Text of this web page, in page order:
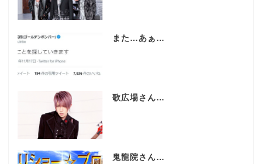
また…あぁ…
歌広場さん…
鬼龍院さん…